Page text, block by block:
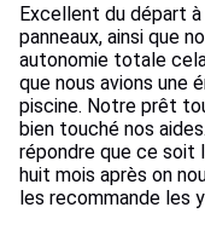
Excellent du départ
panneaux, ainsi que
autonomie totale
que nous avions une
piscine. Notre prêt
bien touché nos
répondre que ce soit
huit mois après on
les recommande les